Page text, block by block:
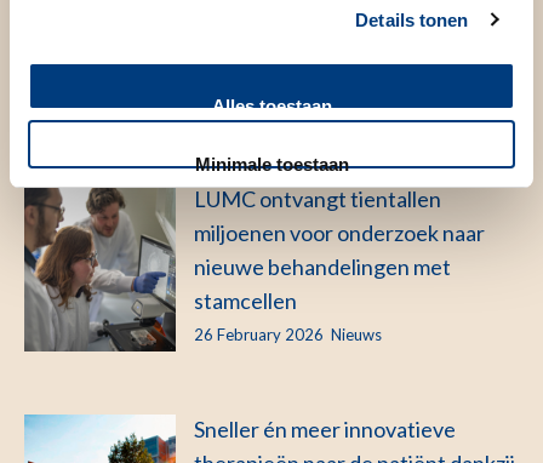
Details tonen
Alles toestaan
Minimale toestaan
realiteit: acht vragen over orgaan-
LUMC ontvangt tientallen
miljoenen voor onderzoek naar
nieuwe behandelingen met
stamcellen
26 February 2026 Nieuws
Sneller én meer innovatieve